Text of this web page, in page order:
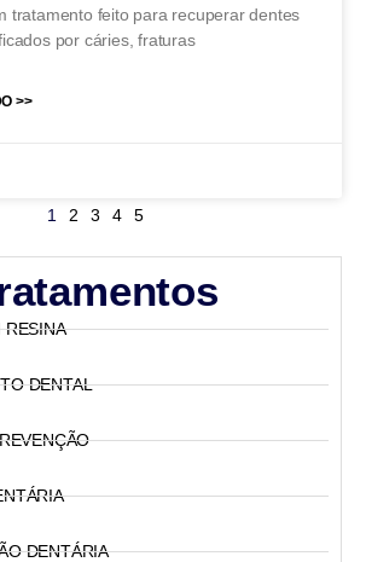
tratamento feito para recuperar dentes
por cáries, fraturas
>>
1 2 3 4 5
RESINA
DENTAL
DENTÁRIA